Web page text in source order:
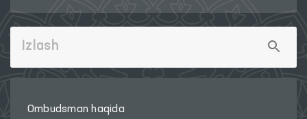
Ombudsman haqida